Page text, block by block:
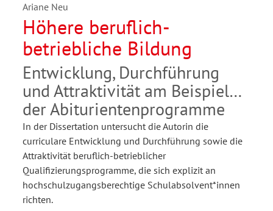
Ariane Neu
Höhere beruflich-
betriebliche Bildung
Entwicklung, Durchführung
und Attraktivität am Beispiel
der Abiturientenprogramme
In der Dissertation untersucht die Autorin die
curriculare Entwicklung und Durchführung sowie die
Attraktivität beruflich-betrieblicher
Qualifizierungsprogramme, die sich explizit an
hochschulzugangsberechtige Schulabsolvent*innen
richten.